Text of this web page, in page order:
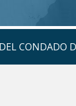
CONDADO